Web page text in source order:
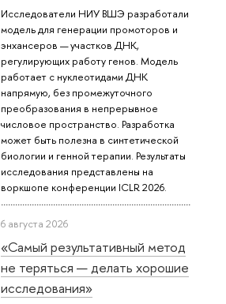
Исследователи НИУ ВШЭ разработали
модель для генерации промоторов и
энхансеров — участков ДНК,
регулирующих работу генов. Модель
работает с нуклеотидами ДНК
напрямую, без промежуточного
преобразования в непрерывное
числовое пространство. Разработка
может быть полезна в синтетической
биологии и генной терапии. Результаты
исследования представлены на
воркшопе конференции ICLR 2026.
6 августа 2026
«Самый результативный метод
не теряться — делать хорошие
исследования»